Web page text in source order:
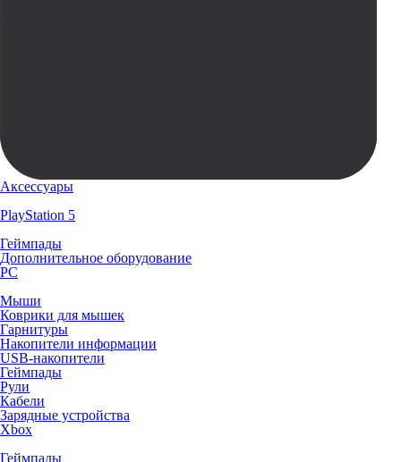
Аксессуары
PlayStation 5
Геймпады
Дополнительное оборудование
PC
Мыши
Коврики для мышек
Гарнитуры
Накопители информации
USB-накопители
Геймпады
Рули
Кабели
Зарядные устройства
Xbox
Геймпады